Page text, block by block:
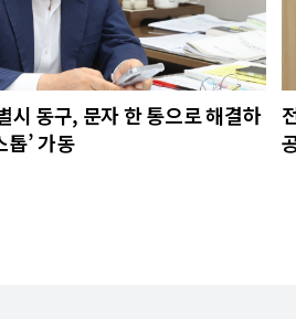
시 동구, 문자 한 통으로 해결하
톱’ 가동